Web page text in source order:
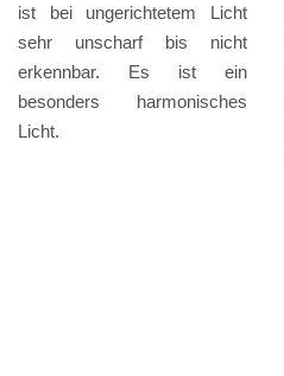
ist bei ungerichtetem Licht
sehr unscharf bis nicht
erkennbar. Es ist ein
besonders harmonisches
Licht.